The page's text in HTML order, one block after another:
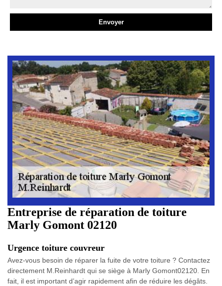
Entreprise de réparation de toiture
Marly Gomont 02120
Urgence toiture couvreur
Avez-vous besoin de réparer la fuite de votre toiture ? Contactez
directement M.Reinhardt qui se siège à Marly Gomont02120. En
fait, il est important d’agir rapidement afin de réduire les dégâts.